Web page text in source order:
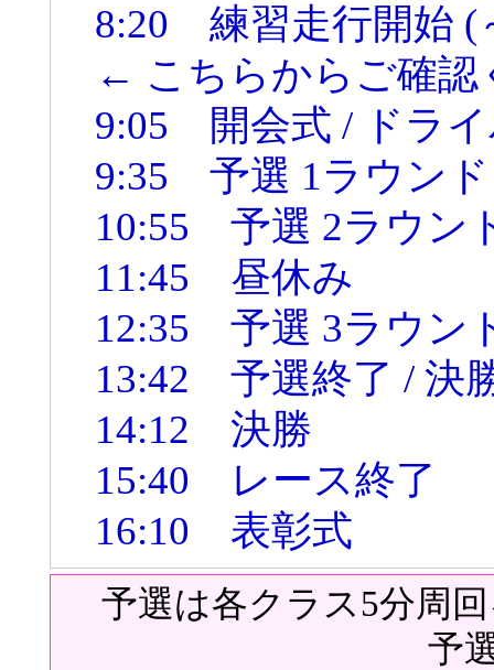
8:20 練習走行開始
← こちらからご確認
9:05 開会式 / ドラ
9:35 予選 1ラウン
10:55 予選 2ラウン
11:45 昼休み
12:35 予選 3ラウン
13:42 予選終了 / 決
14:12 決勝
15:40 レース終了
16:10 表彰式
予選は各クラス5分周
予